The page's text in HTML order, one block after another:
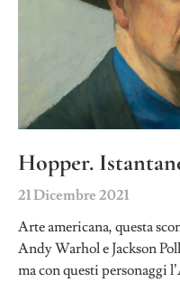
Hopper.
21 Dicembre 2021
Arte americana, questa
Andy Warhol e Jackson
ma con questi personaggi